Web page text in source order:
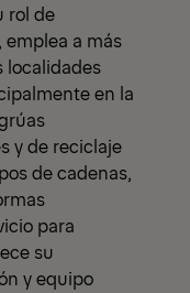
rol de
a más
localidades
en la
y de reciclaje
de cadenas,
para
su
y equipo